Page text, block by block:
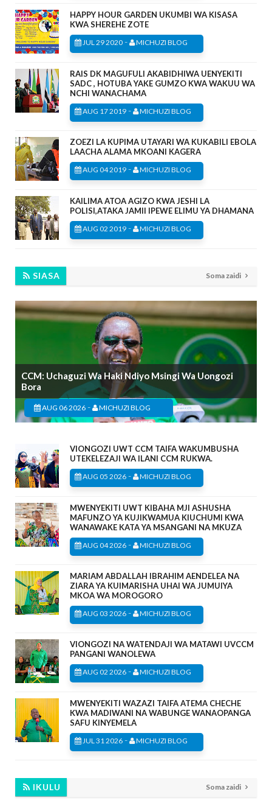
HAPPY HOUR GARDEN UKUMBI WA KISASA
KWA SHEREHE ZOTE
JUL 29 2020 - MICHUZI BLOG
RAIS DK MAGUFULI AKABIDHIWA UENYEKITI
SADC , HOTUBA YAKE GUMZO KWA WAKUU WA
NCHI WANACHAMA
AUG 17 2019 - MICHUZI BLOG
ZOEZI LA KUPIMA UTAYARI WA KUKABILI EBOLA
LAACHA ALAMA MKOANI KAGERA
AUG 04 2019 - MICHUZI BLOG
KAILIMA ATOA AGIZO KWA JESHI LA
POLISI,ATAKA JAMII IPEWE ELIMU YA DHAMANA
AUG 02 2019 - MICHUZI BLOG
SIASA Soma zaidi
CCM: Uchaguzi Wa Haki Ndiyo Msingi Wa Uongozi
Bora
AUG 06 2026 - MICHUZI BLOG
VIONGOZI UWT CCM TAIFA WAKUMBUSHA
UTEKELEZAJI WA ILANI CCM RUKWA.
AUG 05 2026 - MICHUZI BLOG
MWENYEKITI UWT KIBAHA MJI ASHUSHA
MAFUNZO YA KUJIKWAMUA KIUCHUMI KWA
WANAWAKE KATA YA MSANGANI NA MKUZA
AUG 04 2026 - MICHUZI BLOG
MARIAM ABDALLAH IBRAHIM AENDELEA NA
ZIARA YA KUIMARISHA UHAI WA JUMUIYA
MKOA WA MOROGORO
AUG 03 2026 - MICHUZI BLOG
VIONGOZI NA WATENDAJI WA MATAWI UVCCM
PANGANI WANOLEWA
AUG 02 2026 - MICHUZI BLOG
MWENYEKITI WAZAZI TAIFA ATEMA CHECHE
KWA MADIWANI NA WABUNGE WANAOPANGA
SAFU KINYEMELA
JUL 31 2026 - MICHUZI BLOG
IKULU Soma zaidi